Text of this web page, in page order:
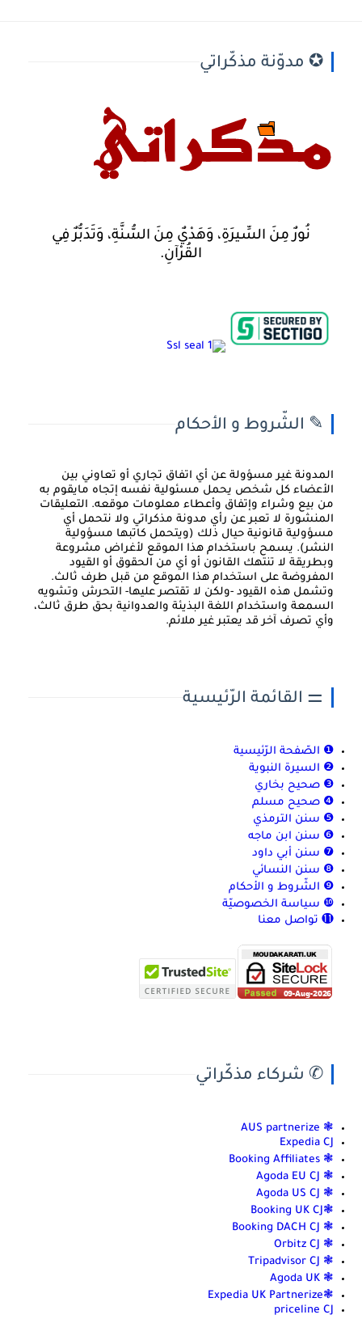
✪ مدوّنة مذكّراتي
نُورٌ مِنَ السِّيرَةِ، وَهَدْيٌ مِنَ السُّنَّةِ، وَتَدَبُّرٌ فِي
القُرْآنِ.
✎ الشّروط و الأحكام
المدونة غير مسؤولة عن أي اتفاق تجاري أو تعاوني بين
الأعضاء كل شخص يحمل مسئولية نفسه إتجاه مايقوم به
من بيع وشراء وإتفاق وأعطاء معلومات موقعه. التعليقات
المنشورة لا تعبر عن رأي مدونة مذكراتي ولا نتحمل أي
مسؤولية قانونية حيال ذلك (ويتحمل كاتبها مسؤولية
النشر). يسمح باستخدام هذا الموقع لأغراض مشروعة
وبطريقة لا تنتهك القانون أو أي من الحقوق أو القيود
المفروضة على استخدام هذا الموقع من قبل طرف ثالث.
وتشمل هذه القيود -ولكن لا تقتصر عليها- التحرش وتشويه
السمعة واستخدام اللغة البذيئة والعدوانية بحق طرق ثالث،
وأي تصرف آخر قد يعتبر غير ملائم.
⚌ القائمة الرّئيسية
❶ الصّفحة الرّئيسية
❷ السيرة النبوية
❸ صحيح بخاري
❹ صحيح مسلم
❺ سنن الترمذي
❻ سنن ابن ماجه
❼ سنن أبي داود
❽ سنن النسائي
❾ الشّروط و الأحكام
❿ سياسة الخصوصيّة
⓫ تواصل معنا
✆ شركاء مذكّراتي
❃ AUS partnerize
Expedia CJ
❃ Booking Affiliates
❃ Agoda EU CJ
❃ Agoda US CJ
❃Booking UK CJ
❃ Booking DACH CJ
❃ Orbitz CJ
❃ Tripadvisor CJ
❃ Agoda UK
❃Expedia UK Partnerize
priceline CJ